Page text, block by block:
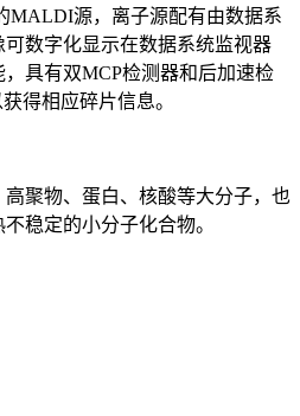
MALDI源，离子源配有由数据系
数字化显示在数据系统监视器
，具有双MCP检测器和后加速检
得相应碎片信息。
聚物、蛋白、核酸等大分子，也
稳定的小分子化合物。